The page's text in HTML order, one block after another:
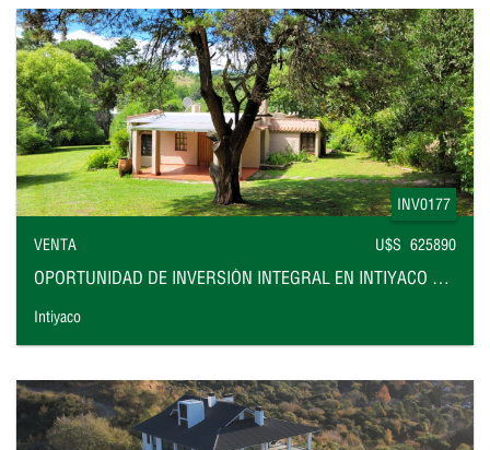
INV0177
VENTA U$S 625890
OPORTUNIDAD DE INVERSIÓN INTEGRAL EN INTIYACO FRENTE AL RÍO
Intiyaco